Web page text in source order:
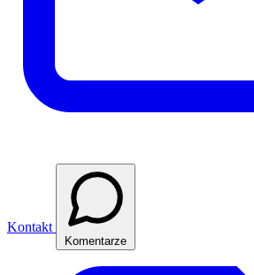
Kontakt
Komentarze